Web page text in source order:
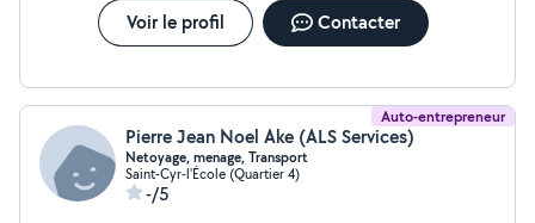
Voir le profil Contacter
Auto-entrepreneur
Pierre Jean Noel Ake (ALS Services)
Netoyage, menage, Transport
Saint-Cyr-l'École (Quartier 4)
-/5